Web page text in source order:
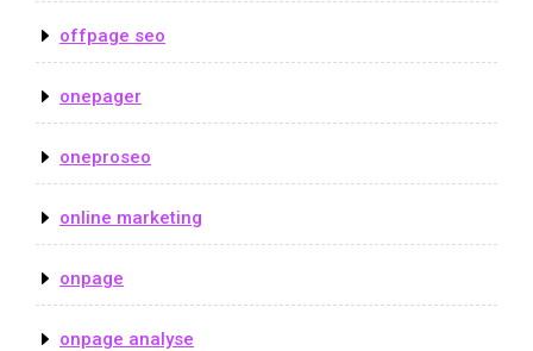
offpage seo
onepager
oneproseo
online marketing
onpage
onpage analyse